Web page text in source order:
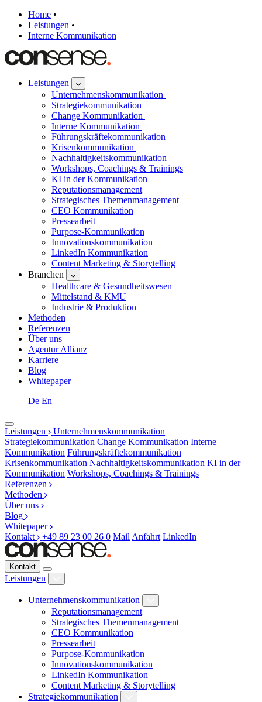
Home •
Leistungen •
Interne Kommunikation
Leistungen
Unternehmenskommunikation
Strategiekommunikation
Change Kommunikation
Interne Kommunikation
Führungskräftekommunikation
Krisenkommunikation
Nachhaltigkeitskommunikation
Workshops, Coachings & Trainings
KI in der Kommunikation
Reputationsmanagement
Strategisches Themenmanagement
CEO Kommunikation
Pressearbeit
Purpose-Kommunikation
Innovationskommunikation
LinkedIn Kommunikation
Content Marketing & Storytelling
Branchen
Healthcare & Gesundheitswesen
Mittelstand & KMU
Industrie & Produktion
Methoden
Referenzen
Über uns
Agentur Allianz
Karriere
Blog
Whitepaper
De En
Leistungen
Unternehmenskommunikation
Strategiekommunikation Change Kommunikation Interne
Kommunikation Führungskräftekommunikation
Krisenkommunikation Nachhaltigkeitskommunikation KI in der
Kommunikation Workshops, Coachings & Trainings
Referenzen
Methoden
Über uns
Blog
Whitepaper
Kontakt
+49 89 23 00 26 0 MailAnfahrt LinkedIn
Kontakt
Leistungen
Unternehmenskommunikation
Reputationsmanagement
Strategisches Themenmanagement
CEO Kommunikation
Pressearbeit
Purpose-Kommunikation
Innovationskommunikation
LinkedIn Kommunikation
Content Marketing & Storytelling
Strategiekommunikation